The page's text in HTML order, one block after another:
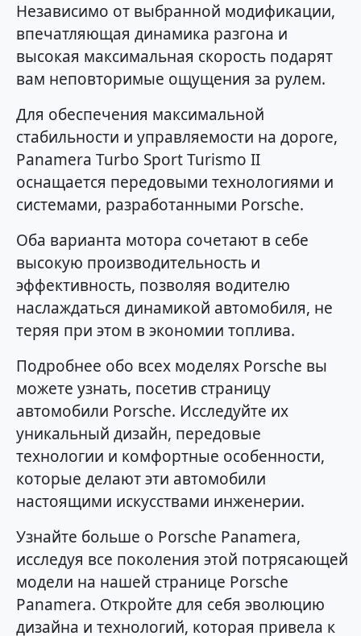
Независимо от выбранной модификации,
впечатляющая динамика разгона и
высокая максимальная скорость подарят
вам неповторимые ощущения за рулем.
Для обеспечения максимальной
стабильности и управляемости на дороге,
Panamera Turbo Sport Turismo II
оснащается передовыми технологиями и
системами, разработанными Porsche.
Оба варианта мотора сочетают в себе
высокую производительность и
эффективность, позволяя водителю
наслаждаться динамикой автомобиля, не
теряя при этом в экономии топлива.
Подробнее обо всех моделях Porsche вы
можете узнать, посетив страницу
автомобили Porsche. Исследуйте их
уникальный дизайн, передовые
технологии и комфортные особенности,
которые делают эти автомобили
настоящими искусствами инженерии.
Узнайте больше о Porsche Panamera,
исследуя все поколения этой потрясающей
модели на нашей странице Porsche
Panamera. Откройте для себя эволюцию
дизайна и технологий, которая привела к